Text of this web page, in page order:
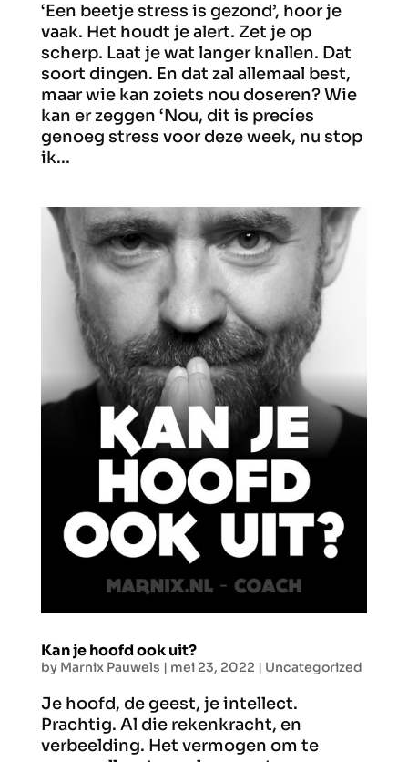
‘Een beetje stress is gezond’, hoor je
vaak. Het houdt je alert. Zet je op
scherp. Laat je wat langer knallen. Dat
soort dingen. En dat zal allemaal best,
maar wie kan zoiets nou doseren? Wie
kan er zeggen ‘Nou, dit is precíes
genoeg stress voor deze week, nu stop
ik...
Kan je hoofd ook uit?
by Marnix Pauwels | mei 23, 2022 | Uncategorized
Je hoofd, de geest, je intellect.
Prachtig. Al die rekenkracht, en
verbeelding. Het vermogen om te